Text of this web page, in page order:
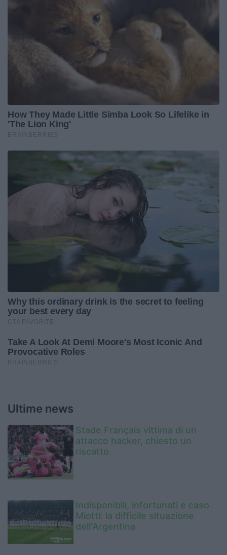
Ultime news
Stade Français vittima di un
attacco hacker, chiesto un
riscatto
Indisponibili, infortunati e caso
Miotti: la difficile situazione
dell'Argentina